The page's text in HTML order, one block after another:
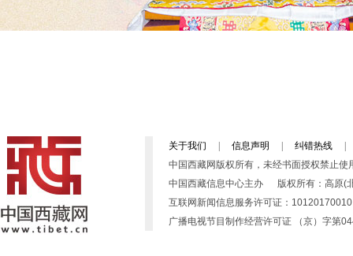
关于我们 信息声明 纠错热线
中国西藏网版权所有，未经书面授权禁止使
中国西藏信息中心主办 版权所有：高原(
互联网新闻信息服务许可证：
广播电视节目制作经营许可证 （京）字